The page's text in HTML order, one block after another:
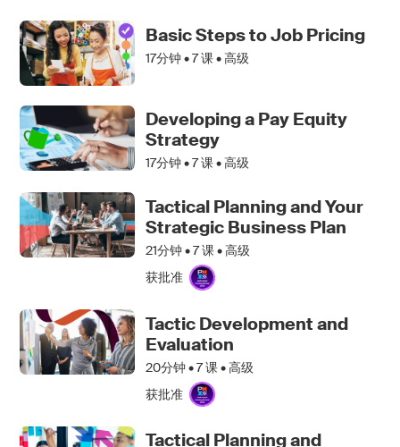
Basic Steps to Job Pricing
17分钟 •7课 • 高级
Developing a Pay Equity
Strategy
17分钟 •7课 • 高级
Tactical Planning and Your
Strategic Business Plan
21分钟 •7课 • 高级
获批准
Tactic Development and
Evaluation
20分钟 •7课 • 高级
获批准
Tactical Planning and